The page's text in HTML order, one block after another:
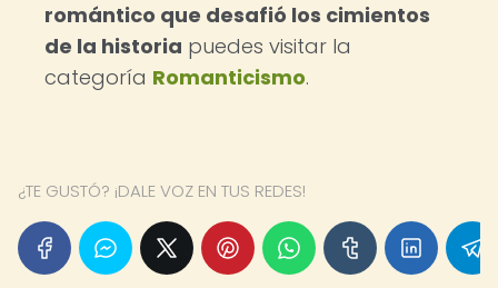
romántico que desafió los cimientos
de la historia puedes visitar la
categoría Romanticismo.
¿TE GUSTÓ? ¡DALE VOZ EN TUS REDES!